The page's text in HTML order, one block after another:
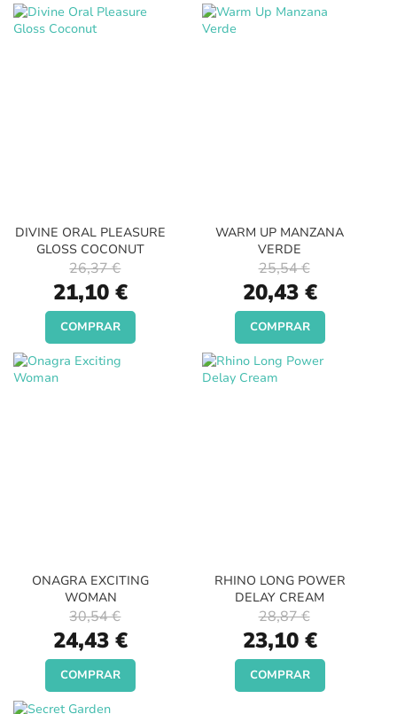
DIVINE ORAL PLEASURE
GLOSS COCONUT
Special
Price
21,10 €
26,37 €
COMPRAR
WARM UP MANZANA
VERDE
Special
Price
20,43 €
25,54 €
COMPRAR
ONAGRA EXCITING
WOMAN
Special
Price
24,43 €
30,54 €
COMPRAR
RHINO LONG POWER
DELAY CREAM
Special
Price
23,10 €
28,87 €
COMPRAR